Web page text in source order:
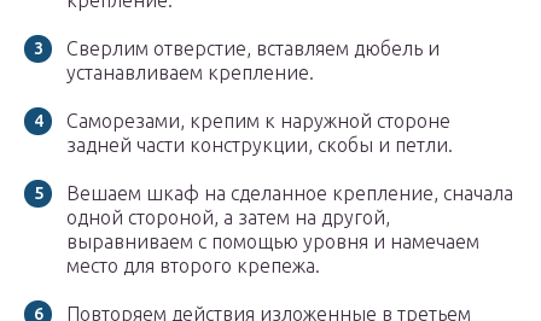
Сверлим отверстие, вставляем дюбель и
устанавливаем крепление.
Саморезами, крепим к наружной стороне
задней части конструкции, скобы и петли.
Вешаем шкаф на сделанное крепление, сначала
одной стороной, а затем на другой,
выравниваем с помощью уровня и намечаем
место для второго крепежа.
Повторяем действия изложенные в третьем